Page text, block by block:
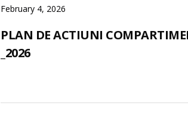
February 4, 2026
PLAN DE ACTIUNI
_2026